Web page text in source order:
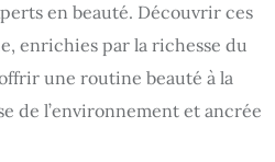
en beauté. Découvrir ces
enrichies par la richesse du
une routine beauté à la
de l’environnement et ancrée